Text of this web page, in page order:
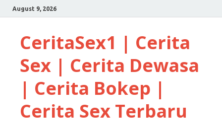
August 9, 2026
CeritaSex1 | Cerita
Sex | Cerita Dewasa
| Cerita Bokep |
Cerita Sex Terbaru